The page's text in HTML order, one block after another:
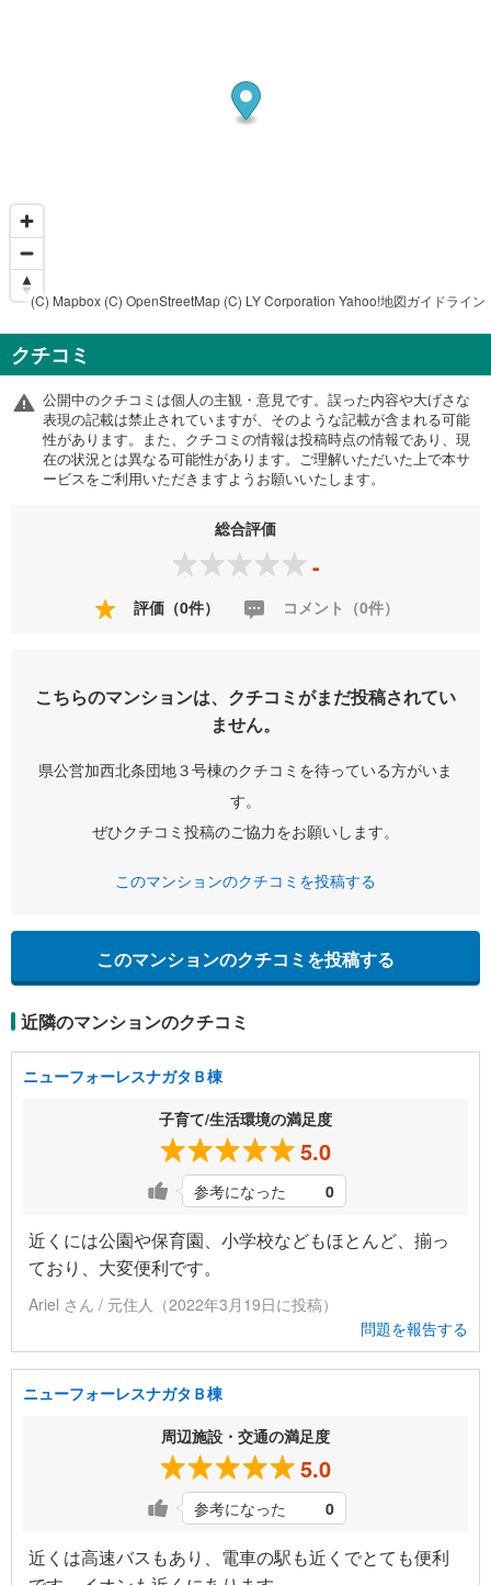
(C) Mapbox (C) OpenStreetMap (C) LY Corporation Yahoo!地図ガイドライン
クチコミ
公開中のクチコミは個人の主観・意見です。誤った内容や大げさな
表現の記載は禁止されていますが、そのような記載が含まれる可能
性があります。また、クチコミの情報は投稿時点の情報であり、現
在の状況とは異なる可能性があります。ご理解いただいた上で本サ
ービスをご利用いただきますようお願いいたします。
総合評価
-
評価（0件） コメント（0件）
こちらのマンションは、クチコミがまだ投稿されてい
ません。
県公営加西北条団地３号棟のクチコミを待っている方がいま
す。
ぜひクチコミ投稿のご協力をお願いします。
このマンションのクチコミを投稿する
このマンションのクチコミを投稿する
近隣のマンションのクチコミ
ニューフォーレスナガタＢ棟
子育て/生活環境の満足度
5.0
参考になった 0
近くには公園や保育園、小学校などもほとんど、揃っ
ており、大変便利です。
Ariel さん / 元住人（2022年3月19日に投稿）
問題を報告する
ニューフォーレスナガタＢ棟
周辺施設・交通の満足度
5.0
参考になった 0
近くは高速バスもあり、電車の駅も近くでとても便利